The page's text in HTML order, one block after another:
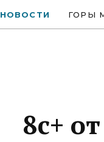
НОВОСТИ ГОРЫ
8с+